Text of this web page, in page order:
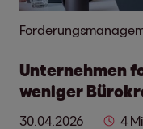
Unternehmen
weniger
30.04.2026 4